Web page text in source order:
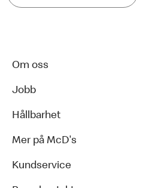
Om oss
Jobb
Hållbarhet
Mer på McD's
Kundservice